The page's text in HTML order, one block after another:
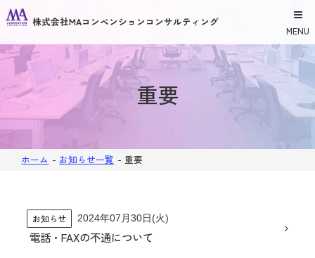
株式会社MAコンベンションコンサルティング
MENU
重要
ホーム - お知らせ一覧 - 重要
電話・FAXの不通について
お知らせ 2024年07月30日(火)